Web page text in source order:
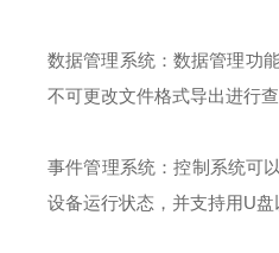
数据管理系统：数据管理功
不可更改文件格式导出进行
事件管理系统：控制系统可
设备运行状态，并支持用U